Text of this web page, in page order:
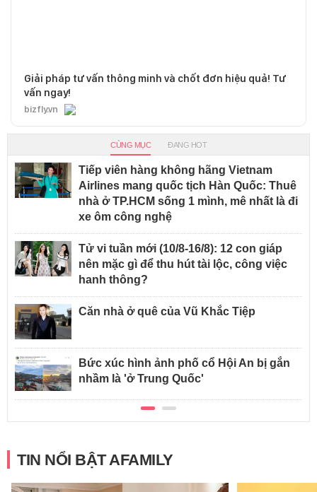
Giải pháp tư vấn thông minh và chốt đơn hiệu quả! Tư
vấn ngay!
bizfly.vn
CÙNG MỤC ĐANG HOT
Tiếp viên hàng không hãng Vietnam
Airlines mang quốc tịch Hàn Quốc: Thuê
nhà ở TP.HCM sống 1 mình, mê nhất là đi
xe ôm công nghệ
Tử vi tuần mới (10/8-16/8): 12 con giáp
nên mặc gì để thu hút tài lộc, công việc
hanh thông?
Căn nhà ở quê của Vũ Khắc Tiệp
Bức xúc hình ảnh phố cổ Hội An bị gắn
nhầm là 'ở Trung Quốc'
TIN NỔI BẬT AFAMILY